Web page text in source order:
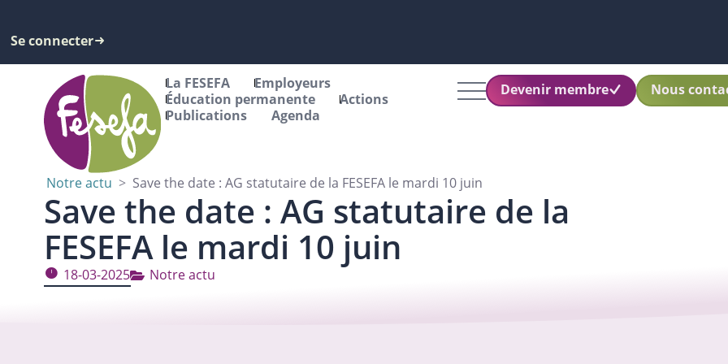
Se connecter
La FESEFA
Employeurs
Éducation permanente
Actions
Publications
Agenda
Devenir membre Nous
Notre actu > Save the date : AG statutaire de la FESEFA le mardi 10 juin
Save the date : AG statutaire de la
FESEFA le mardi 10 juin
18-03-2025 Notre actu